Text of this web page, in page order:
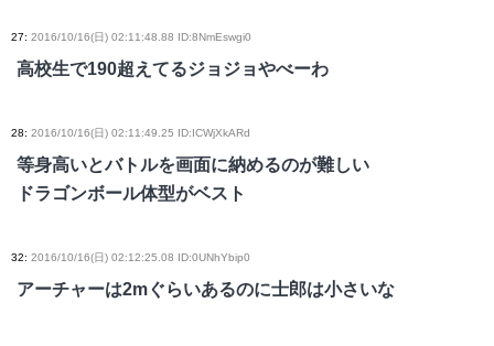
27: 2016/10/16(日) 02:11:48.88 ID:8NmEswgi0
高校生で190超えてるジョジョやべーわ
28: 2016/10/16(日) 02:11:49.25 ID:ICWjXkARd
等身高いとバトルを画面に納めるのが難しい
ドラゴンボール体型がベスト
32: 2016/10/16(日) 02:12:25.08 ID:0UNhYbip0
アーチャーは2mぐらいあるのに士郎は小さいな